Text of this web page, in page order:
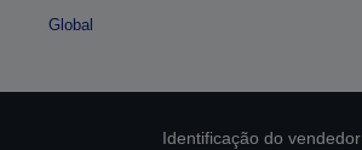
Global
Identificação do vendedor